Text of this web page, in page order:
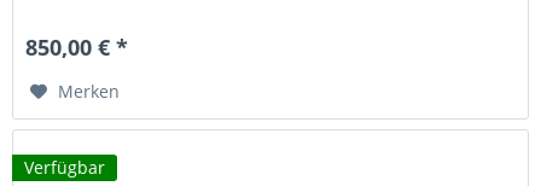
Ladeluftvolumen – von 9,6L auf...
850,00 € *
Merken
Verfügbar